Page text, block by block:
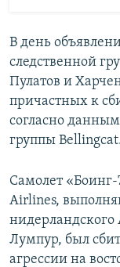
В день
следственной
Пулатов и
причастных к
согласно данным
группы
Самолет
Airlines,
Лумпур, был
агрессии на